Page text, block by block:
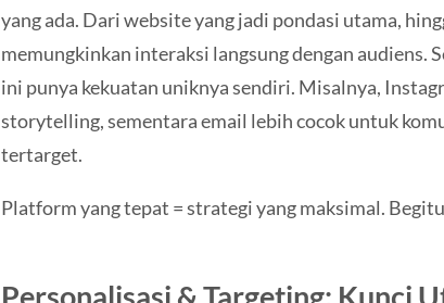
yang ada. Dari website yang jadi pondasi utama,
memungkinkan interaksi langsung dengan audiens.
ini punya kekuatan uniknya sendiri. Misalnya,
storytelling, sementara email lebih cocok untuk
tertarget.
Platform yang tepat = strategi yang maksimal.